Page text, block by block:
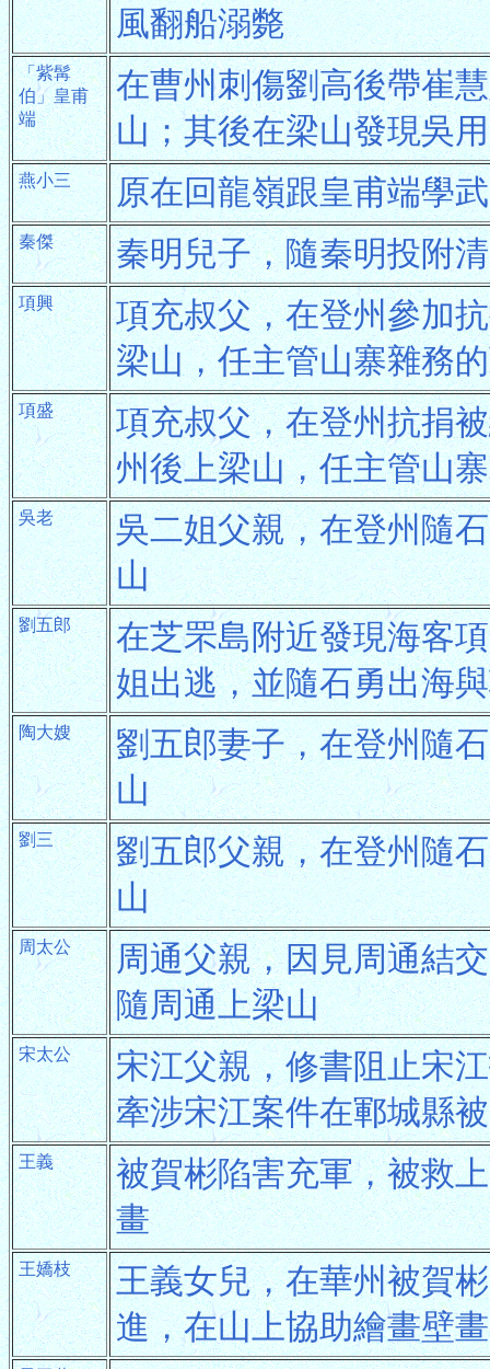
風翻船溺斃
「紫髯
伯」皇甫
端
在曹州刺傷劉高後帶崔
山；其後在梁山發現吳
燕小三 原在回龍嶺跟皇甫端學
秦傑 秦明兒子，隨秦明投附
項興
項充叔父，在登州參加
梁山，任主管山寨雜務
項盛
項充叔父，在登州抗捐
州後上梁山，任主管山
吳老
吳二姐父親，在登州隨
山
劉五郎
在芝罘島附近發現海客
姐出逃，並隨石勇出海
陶大嫂
劉五郎妻子，在登州隨
山
劉三
劉五郎父親，在登州隨
山
周太公
周通父親，因見周通結
隨周通上梁山
宋太公
宋江父親，修書阻止宋
牽涉宋江案件在鄆城縣
王義
被賀彬陷害充軍，被救
畫
王嬌枝
王義女兒，在華州被賀
進，在山上協助繪畫壁